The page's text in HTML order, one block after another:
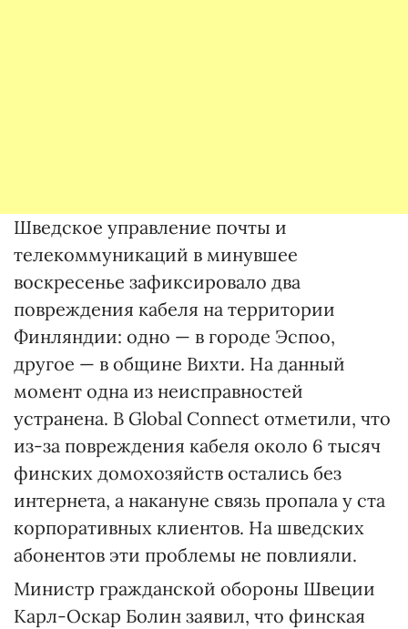
Шведское управление почты и
телекоммуникаций в минувшее
воскресенье зафиксировало два
повреждения кабеля на территории
Финляндии: одно — в городе Эспоо,
другое — в общине Вихти. На данный
момент одна из неисправностей
устранена. В Global Connect отметили, что
из-за повреждения кабеля около 6 тысяч
финских домохозяйств остались без
интернета, а накануне связь пропала у ста
корпоративных клиентов. На шведских
абонентов эти проблемы не повлияли.
Министр гражданской обороны Швеции
Карл-Оскар Болин заявил, что финская